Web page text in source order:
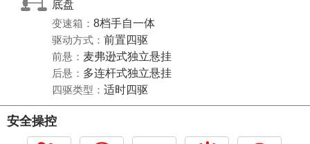
底盘
变速箱： 8档手自一体
驱动方式： 前置四驱
前悬： 麦弗逊式独立悬挂
后悬： 多连杆式独立悬挂
四驱类型： 适时四驱
安全操控